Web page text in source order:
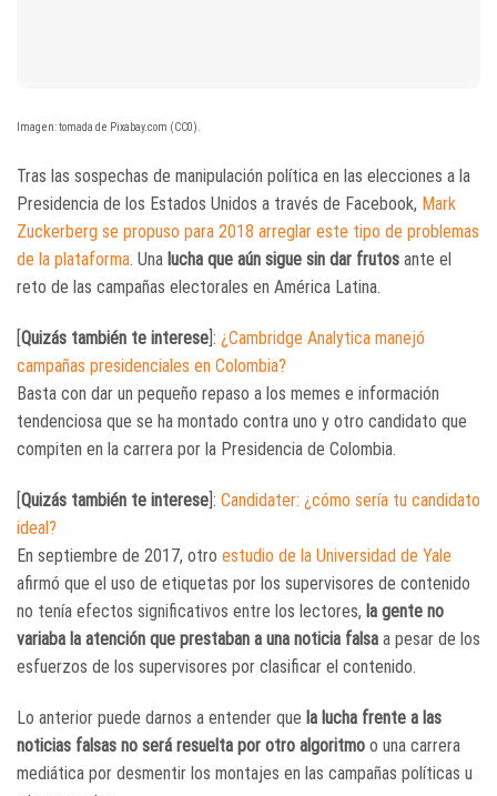
Imagen: tomada de Pixabay.com (CC0).
Tras las sospechas de manipulación política en las elecciones a la
Presidencia de los Estados Unidos a través de Facebook, Mark
Zuckerberg se propuso para 2018 arreglar este tipo de problemas
de la plataforma. Una lucha que aún sigue sin dar frutos ante el
reto de las campañas electorales en América Latina.
[Quizás también te interese]: ¿Cambridge Analytica manejó
campañas presidenciales en Colombia?
Basta con dar un pequeño repaso a los memes e información
tendenciosa que se ha montado contra uno y otro candidato que
compiten en la carrera por la Presidencia de Colombia.
[Quizás también te interese]: Candidater: ¿cómo sería tu candidato
ideal?
En septiembre de 2017, otro estudio de la Universidad de Yale
afirmó que el uso de etiquetas por los supervisores de contenido
no tenía efectos significativos entre los lectores, la gente no
variaba la atención que prestaban a una noticia falsa a pesar de los
esfuerzos de los supervisores por clasificar el contenido.
Lo anterior puede darnos a entender que la lucha frente a las
noticias falsas no será resuelta por otro algoritmo o una carrera
mediática por desmentir los montajes en las campañas políticas u